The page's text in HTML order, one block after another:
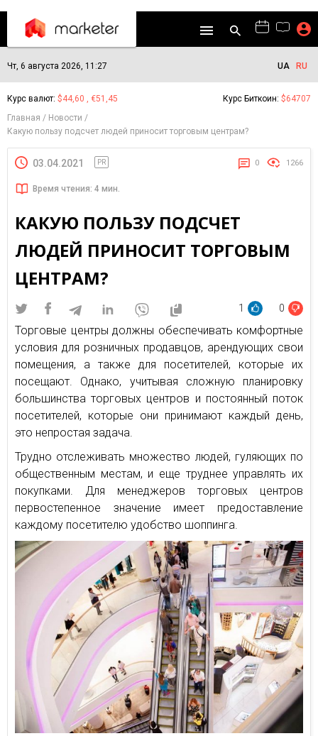
Чт, 6 августа 2026, 11:27 UA RU
Курс валют: $44,60 , €51,45 Курс Биткоин: $64707
Главная
Новости
Какую пользу подсчет людей приносит торговым центрам?
03.04.2021 PR 0 1266
Время чтения: 4 мин.
КАКУЮ ПОЛЬЗУ ПОДСЧЕТ
ЛЮДЕЙ ПРИНОСИТ ТОРГОВЫМ
ЦЕНТРАМ?
1 0
Торговые центры должны обеспечивать комфортные
условия для розничных продавцов, арендующих свои
помещения, а также для посетителей, которые их
посещают. Однако, учитывая сложную планировку
большинства торговых центров и постоянный поток
посетителей, которые они принимают каждый день,
это непростая задача.
Трудно отслеживать множество людей, гуляющих по
общественным местам, и еще труднее управлять их
покупками. Для менеджеров торговых центров
первостепенное значение имеет предоставление
каждому посетителю удобство шоппинга.